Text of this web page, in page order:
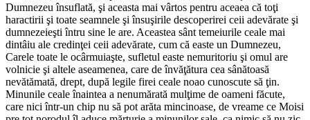
Dumnezeu însuflată, şi aceasta mai vârtos pentru aceaea că toţi
haractirii şi toate seamnele şi însuşirile descoperirei ceii adevărate şi
dumnezeieşti întru sine le are. Aceastea sânt temeiurile ceale mai
dintâiu ale credinţei ceii adevărate, cum că easte un Dumnezeu,
Carele toate le ocârmuiaşte, sufletul easte nemuritoriu şi omul are
volnicie şi altele aseamenea, care de învăţătura cea sânătoasă
nevătămată, drept, după legile firei ceale noao cunoscute să ţin.
Minunile ceale înaintea a nenumărată mulţime de oameni făcute,
care nici într-un chip nu să pot arăta mincinoase, de vreame ce Moisi